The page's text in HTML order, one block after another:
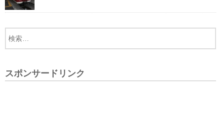
スポンサードリンク